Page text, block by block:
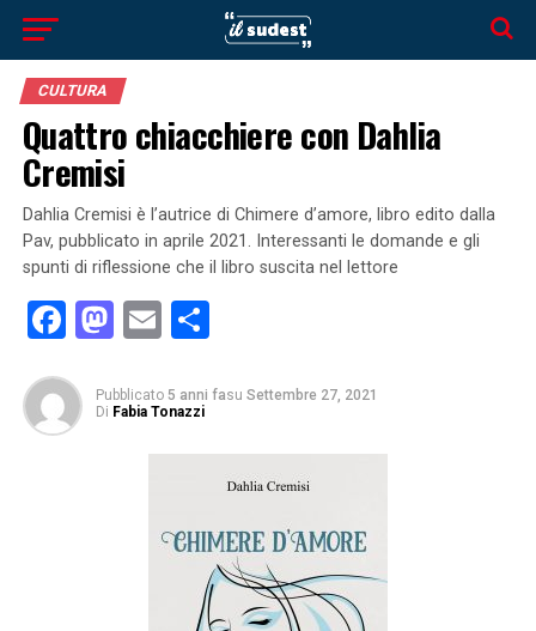
CULTURA
Quattro chiacchiere con Dahlia
Cremisi
Dahlia Cremisi è l’autrice di Chimere d’amore, libro edito dalla
Pav, pubblicato in aprile 2021. Interessanti le domande e gli
spunti di riflessione che il libro suscita nel lettore
Facebook
Mastodon
EmailCondividi
Pubblicato 5 anni fasu Settembre 27, 2021
Di Fabia Tonazzi